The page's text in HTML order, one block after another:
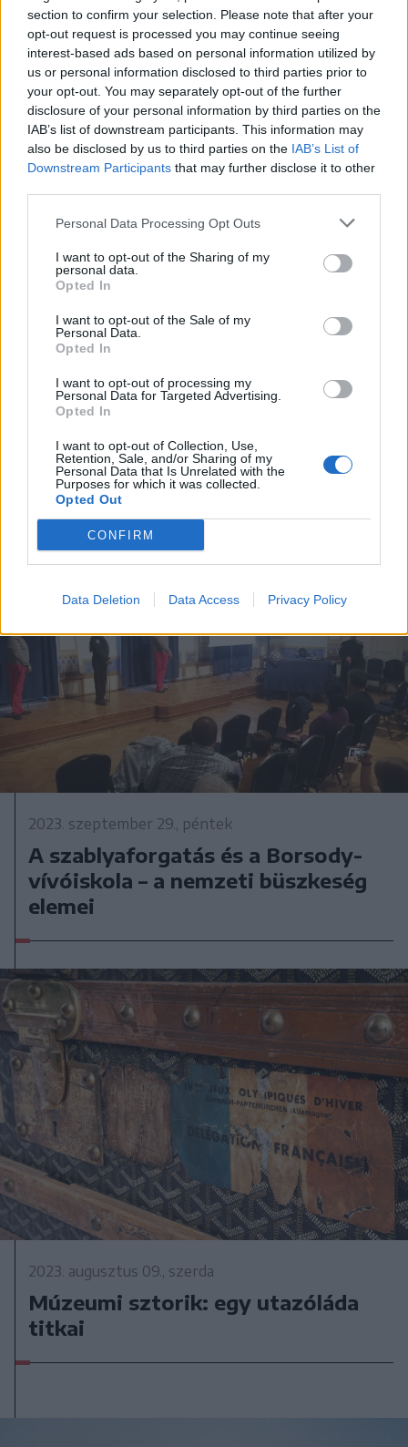
section to confirm your selection. Please note that after your
opt-out request is processed you may continue seeing
interest-based ads based on personal information utilized by
us or personal information disclosed to third parties prior to
your opt-out. You may separately opt-out of the further
disclosure of your personal information by third parties on the
IAB’s list of downstream participants. This information may
also be disclosed by us to third parties on the IAB’s List of
Downstream Participants that may further disclose it to other
Personal Data Processing Opt Outs
I want to opt-out of the Sharing of my
personal data.
Opted In
I want to opt-out of the Sale of my
Personal Data.
Opted In
I want to opt-out of processing my
Personal Data for Targeted Advertising.
Opted In
I want to opt-out of Collection, Use,
Retention, Sale, and/or Sharing of my
Personal Data that Is Unrelated with the
Purposes for which it was collected.
Opted Out
CONFIRM
Data Deletion Data Access Privacy Policy
része
2023. november 14., kedd
nyoma
2023. szeptember 29., péntek
A szablyaforgatás és a Borsody-
vívóiskola – a nemzeti büszkeség
elemei
2023. augusztus 09., szerda
Múzeumi sztorik: egy utazóláda
titkai